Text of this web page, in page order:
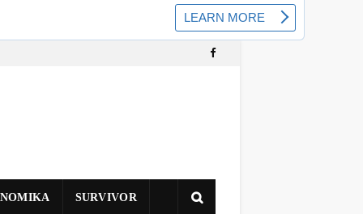
SURVIVOR